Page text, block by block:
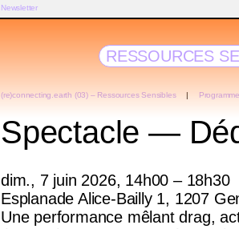
Newsletter
(re)connecting.earth (03) – Ressources Sensibles Programme
RESSOURCES
Spectacle —
dim., 7 juin 2026, 14h00 – 18h30
Esplanade Alice-Bailly 1, 1207
Une performance mêlant drag,